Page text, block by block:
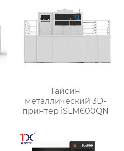
Тайсин
металлический 3D-
принтер iSLM600QN